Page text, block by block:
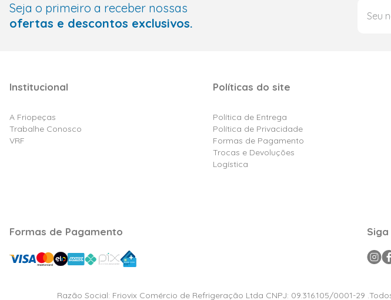
Seja o primeiro a receber nossas
ofertas e descontos exclusivos.
Institucional
A Friopeças
Trabalhe Conosco
VRF
Políticas do site
Política de Entrega
Política de Privacidade
Formas de Pagamento
Trocas e Devoluções
Logística
Formas de Pagamento
Razão Social: Friovix Comércio de Refrigeração Ltda CNPJ: 09.316.105/0001-29